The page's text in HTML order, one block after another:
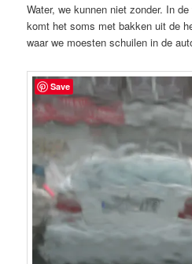
Water, we kunnen niet zonder. In
komt het soms met bakken uit de
waar we moesten schuilen in de
Save